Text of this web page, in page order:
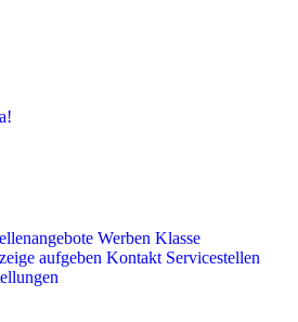
Werben Klasse
aufgeben Kontakt Servicestellen